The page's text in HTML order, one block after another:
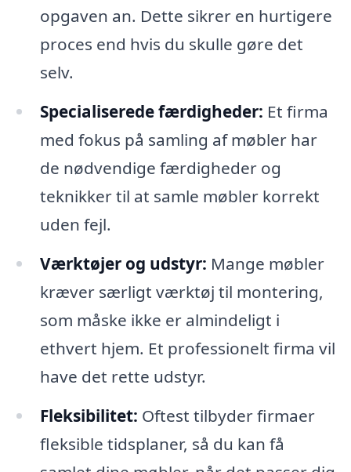
opgaven an. Dette sikrer en hurtigere
proces end hvis du skulle gøre det
selv.
Specialiserede færdigheder: Et firma
med fokus på samling af møbler har
de nødvendige færdigheder og
teknikker til at samle møbler korrekt
uden fejl.
Værktøjer og udstyr: Mange møbler
kræver særligt værktøj til montering,
som måske ikke er almindeligt i
ethvert hjem. Et professionelt firma vil
have det rette udstyr.
Fleksibilitet: Oftest tilbyder firmaer
fleksible tidsplaner, så du kan få